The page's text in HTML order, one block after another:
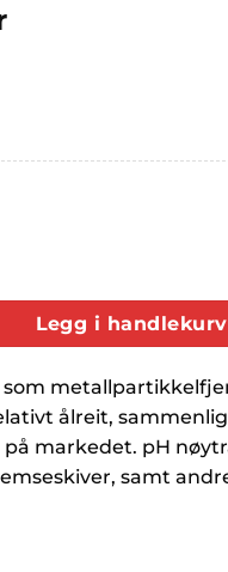
Prisområde:
- Metallpartikkelfjerner
Legg i handlekurv
ålreit,
markedet. pH
samt